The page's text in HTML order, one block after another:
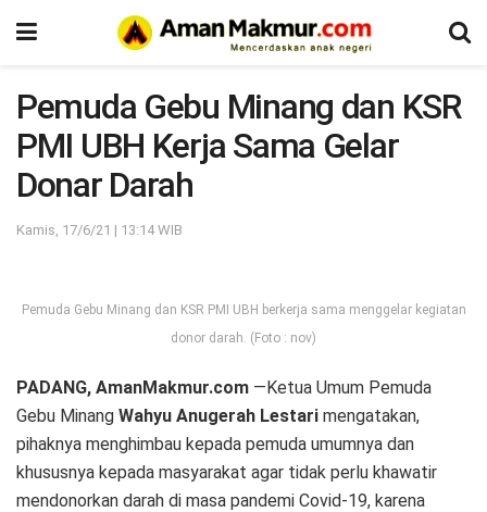
Pemuda Gebu Minang dan KSR
PMI UBH Kerja Sama Gelar
Donar Darah
Kamis, 17/6/21 | 13:14 WIB
Pemuda Gebu Minang dan KSR PMI UBH berkerja sama menggelar kegiatan
donor darah. (Foto : nov)
PADANG, AmanMakmur.com —Ketua Umum Pemuda
Gebu Minang Wahyu Anugerah Lestari mengatakan,
pihaknya menghimbau kepada pemuda umumnya dan
khususnya kepada masyarakat agar tidak perlu khawatir
mendonorkan darah di masa pandemi Covid-19, karena